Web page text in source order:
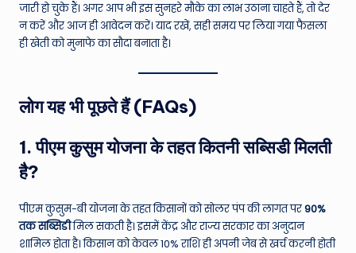
जारी हो चुके हैं। अगर आप भी इस सुनहरे मौके का लाभ उठाना चाहते हैं, तो देर
न करें और आज ही आवेदन करें। याद रखें, सही समय पर लिया गया फैसला
ही खेती को मुनाफे का सौदा बनाता है।
लोग यह भी पूछते हैं (FAQs)
1. पीएम कुसुम योजना के तहत कितनी सब्सिडी मिलती
है?
पीएम कुसुम-बी योजना के तहत किसानों को सोलर पंप की लागत पर90%
तक सब्सिडीमिल सकती है। इसमें केंद्र और राज्य सरकार का अनुदान
शामिल होता है। किसान को केवल 10% राशि ही अपनी जेब से खर्च करनी होती